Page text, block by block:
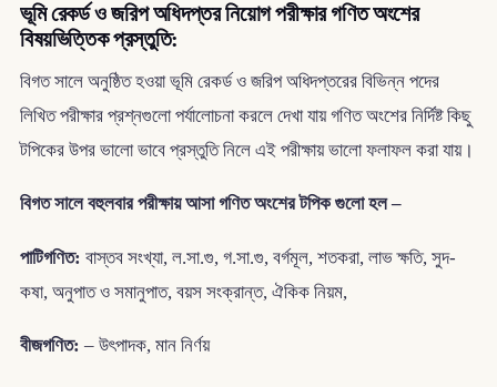
ভূমি রেকর্ড ও জরিপ অধিদপ্তর নিয়োগ পরীক্ষার গণিত অংশের
বিষয়ভিত্তিক প্রস্তুতি:
বিগত সালে অনুষ্ঠিত হওয়া ভূমি রেকর্ড ও জরিপ অধিদপ্তরের বিভিন্ন পদের
লিখিত পরীক্ষার প্রশ্নগুলো পর্যালোচনা করলে দেখা যায় গণিত অংশের নির্দিষ্ট কিছু
টপিকের উপর ভালো ভাবে প্রস্তুতি নিলে এই পরীক্ষায় ভালো ফলাফল করা যায়।
বিগত সালে বহুলবার পরীক্ষায় আসা গণিত অংশের টপিক গুলো হল –
পাটিগণিত: বাস্তব সংখ্যা, ল.সা.গু, গ.সা.গু, বর্গমূল, শতকরা, লাভ ক্ষতি, সুদ-
কষা, অনুপাত ও সমানুপাত, বয়স সংক্রান্ত, ঐকিক নিয়ম,
বীজগণিত: – উৎপাদক, মান নির্ণয়